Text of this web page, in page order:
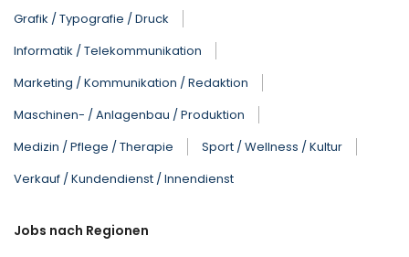
Grafik / Typografie / Druck
Informatik / Telekommunikation
Marketing / Kommunikation / Redaktion
Maschinen- / Anlagenbau / Produktion
Medizin / Pflege / Therapie
Sport / Wellness / Kultur
Verkauf / Kundendienst / Innendienst
Jobs nach Regionen